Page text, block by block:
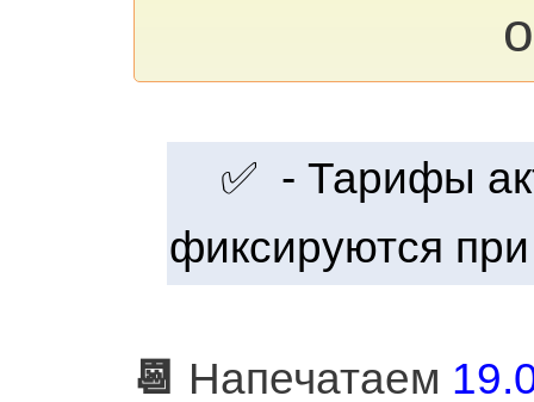
✅ - Тарифы
фиксируются
📆 Напечатаем